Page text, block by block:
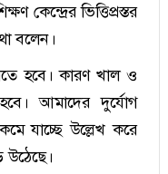
কেন্দ্রের ভিত্তিপ্রস্তর
বলেন।
হবে। কারণ খাল ও
আমাদের দুর্যোগ
যাচ্ছে উল্লেখ করে
উঠেছে।